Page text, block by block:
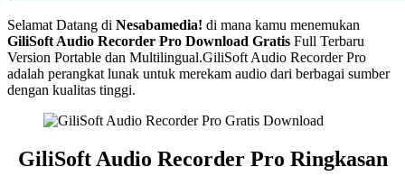
Selamat Datang di Nesabamedia! di mana kamu menemukan
GiliSoft Audio Recorder Pro Download Gratis Full Terbaru
Version Portable dan Multilingual.GiliSoft Audio Recorder Pro
adalah perangkat lunak untuk merekam audio dari berbagai sumber
dengan kualitas tinggi.
GiliSoft Audio Recorder Pro Ringkasan